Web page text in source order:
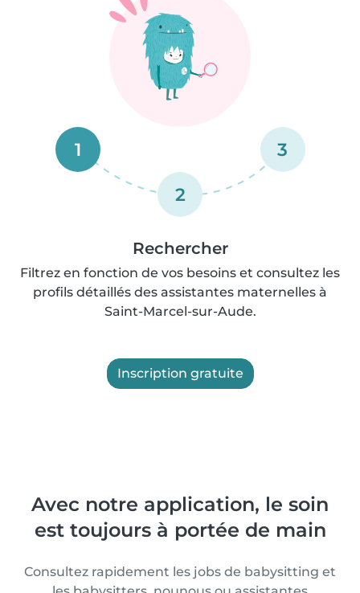
1
2
3
Rechercher
Filtrez en fonction de vos besoins et consultez les
profils détaillés des assistantes maternelles à
Saint-Marcel-sur-Aude.
Inscription gratuite
Avec notre application, le soin
est toujours à portée de main
Consultez rapidement les jobs de babysitting et